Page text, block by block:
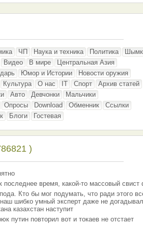
ЧП Наука и техника Политика
Видео В мире
Центральная Азия
Юмор и Истории
Новости оружия
Культура О нас IT Спорт
Архив статей
Авто Девчонки
Мальчики
Опросы Download Обменник
Ссылки
Блоги Гостевая
)
последнее время, какой-то массовый свист
Кто бы мог подумать, что ради этого
шибко умный эксперт даже не
казахстан наступит
путин повторил вот и токаев не отстает